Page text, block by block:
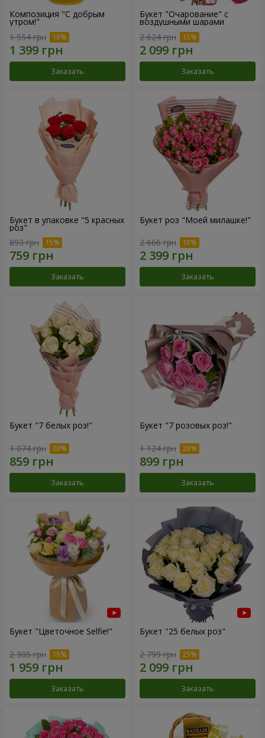
Композиция "С добрым
утром!"
1 554 грн
Заказать
Букет "Очарование" с
воздушными шарами
2 624 грн
Заказать
Букет в упаковке "5 красных
роз"
893 грн
Заказать
Букет роз "Моей милашке!"
2 666 грн
Заказать
Букет "7 белых роз!"
1 074 грн
Заказать
Букет "7 розовых роз!"
1 124 грн
Заказать
Букет "Цветочное Selfie!"
2 305 грн
Заказать
Букет "25 белых роз"
2 799 грн
Заказать